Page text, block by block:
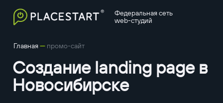
Федеральная сеть
web-студий
Главная— промо-сайт
Создание landing page в
Новосибирске